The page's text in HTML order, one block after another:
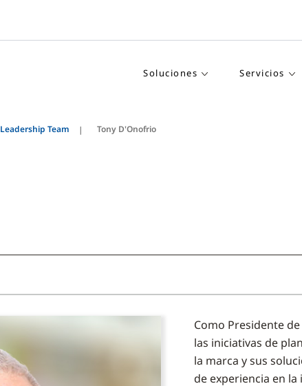
Soluciones Servicios
Leadership Team Tony D'Onofrio
Como Presidente
las iniciativas de
la marca y sus
de experiencia en